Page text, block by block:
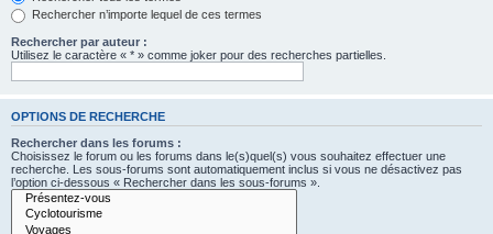
Rechercher n’importe lequel de ces termes
Rechercher par auteur :
Utilisez le caractère « * » comme joker pour des recherches partielles.
OPTIONS DE RECHERCHE
Rechercher dans les forums :
Choisissez le forum ou les forums dans le(s)quel(s) vous souhaitez effectuer une
recherche. Les sous-forums sont automatiquement inclus si vous ne désactivez pas
l’option ci-dessous « Rechercher dans les sous-forums ».